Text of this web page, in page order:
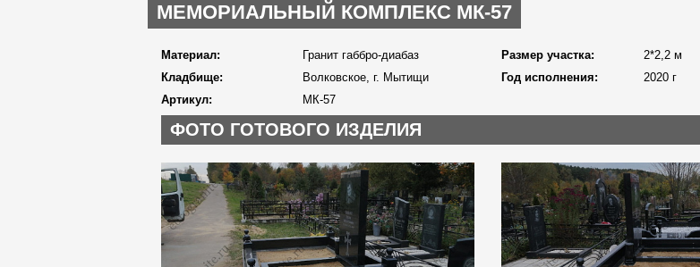
МЕМОРИАЛЬНЫЙ КОМПЛЕКС МК-57
Материал: Гранит габбро-диабаз Размер участка:
2*2,2 м
Кладбище:
Волковское, г. Мытищи Год исполнения:
2020 г
Артикул:
МК-57
ФОТО ГОТОВОГО ИЗДЕЛИЯ